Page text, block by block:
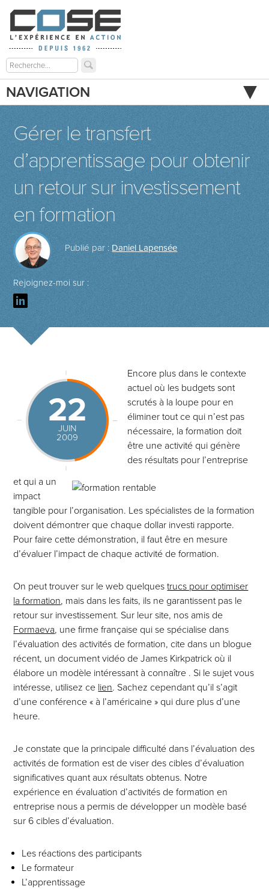
NAVIGATION
Gérer le transfert
d’apprentissage pour obtenir
un retour sur investissement
en formation
Publié par : Daniel Lapensée
Rejoignez-moi sur :
22
JUIN
2009
Encore plus dans le contexte
actuel où les budgets sont
scrutés à la loupe pour en
éliminer tout ce qui n’est pas
nécessaire, la formation doit
être une activité qui génère
des résultats pour l’entreprise
et qui a un
impact
tangible pour l’organisation. Les spécialistes de la formation
doivent démontrer que chaque dollar investi rapporte.
Pour faire cette démonstration, il faut être en mesure
d’évaluer l’impact de chaque activité de formation.
On peut trouver sur le web quelquestrucs pour optimiser
la formation, mais dans les faits, ils ne garantissent pas le
retour sur investissement. Sur leur site, nos amis de
Formaeva, une firme française qui se spécialise dans
l’évaluation des activités de formation, cite dans un blogue
récent, un document vidéo de James Kirkpatrick où il
élabore un modèle intéressant à connaître . Si le sujet vous
intéresse, utilisez ce lien. Sachez cependant qu’il s’agit
d’une conférence « à l’américaine » qui dure plus d’une
heure.
Je constate que la principale difficulté dans l’évaluation des
activités de formation est de viser des cibles d’évaluation
significatives quant aux résultats obtenus. Notre
expérience en évaluation d’activités de formation en
entreprise nous a permis de développer un modèle basé
sur 6 cibles d’évaluation.
Les réactions des participants
Le formateur
L’apprentissage